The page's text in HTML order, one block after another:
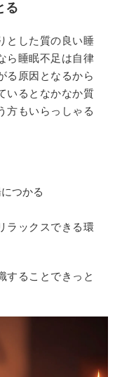
る
とした質の良い睡
ら睡眠不足は自律
る原因となるから
いるとなかなか質
方もいらっしゃる
つかる
ラックスできる環
することできっと